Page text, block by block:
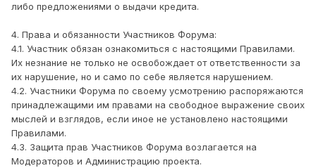
либо предложениями о выдачи кредита.
4. Права и обязанности Участников Форума:
4.1. Участник обязан ознакомиться с настоящими Правилами.
Их незнание не только не освобождает от ответственности за
их нарушение, но и само по себе является нарушением.
4.2. Участники Форума по своему усмотрению распоряжаются
принадлежащими им правами на свободное выражение своих
мыслей и взглядов, если иное не установлено настоящими
Правилами.
4.3. Защита прав Участников Форума возлагается на
Модераторов и Администрацию проекта.